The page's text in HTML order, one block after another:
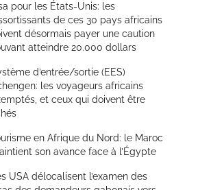
pour les États-Unis: les
de ces 30 pays africains
désormais payer une caution
atteindre 20.000 dollars
d’entrée/sortie (EES)
les voyageurs africains
et ceux qui doivent être
en Afrique du Nord: le Maroc
son avance face à l’Égypte
USA délocalisent l’examen des